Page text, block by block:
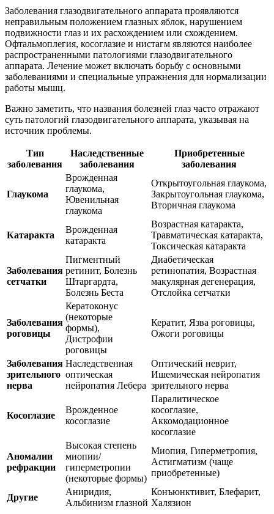
Заболевания глазодвигательного аппарата проявляются
неправильным положением глазных яблок, нарушением
подвижности глаз и их расхождением или схождением.
Офтальмоплегия, косоглазие и нистагм являются наиболее
распространенными патологиями глазодвигательного
аппарата. Лечение может включать борьбу с основными
заболеваниями и специальные упражнения для нормализации
работы мышц.
Важно заметить, что названия болезней глаз часто отражают
суть патологий глазодвигательного аппарата, указывая на
источник проблемы.
Тип
заболевания
Наследственные
заболевания
Приобретенные
заболевания
Глаукома
Врожденная
глаукома,
Ювенильная
глаукома
Открытоугольная глаукома,
Закрытоугольная глаукома,
Вторичная глаукома
Катаракта
Врожденная
катаракта
Возрастная катаракта,
Травматическая катаракта,
Токсическая катаракта
Заболевания
сетчатки
Пигментный
ретинит, Болезнь
Штаргардта,
Болезнь Беста
Диабетическая
ретинопатия, Возрастная
макулярная дегенерация,
Отслойка сетчатки
Заболевания
роговицы
Кератоконус
(некоторые
формы),
Дистрофии
роговицы
Кератит, Язва роговицы,
Ожоги роговицы
Заболевания
зрительного
нерва
Наследственная
оптическая
нейропатия Лебера
Оптический неврит,
Ишемическая нейропатия
зрительного нерва
Косоглазие
Врожденное
косоглазие
Паралитическое
косоглазие,
Аккомодационное
косоглазие
Аномалии
рефракции
Высокая степень
миопии/
гиперметропии
(некоторые формы)
Миопия, Гиперметропия,
Астигматизм (чаще
приобретенные)
Другие
Аниридия,
Альбинизм глазной
Конъюнктивит, Блефарит,
Халязион